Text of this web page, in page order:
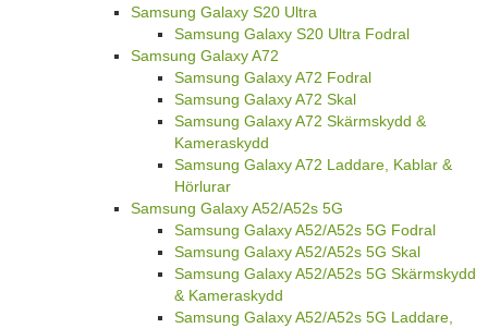
Samsung Galaxy S20 Ultra
Samsung Galaxy S20 Ultra Fodral
Samsung Galaxy A72
Samsung Galaxy A72 Fodral
Samsung Galaxy A72 Skal
Samsung Galaxy A72 Skärmskydd &
Kameraskydd
Samsung Galaxy A72 Laddare, Kablar &
Hörlurar
Samsung Galaxy A52/A52s 5G
Samsung Galaxy A52/A52s 5G Fodral
Samsung Galaxy A52/A52s 5G Skal
Samsung Galaxy A52/A52s 5G Skärmskydd
& Kameraskydd
Samsung Galaxy A52/A52s 5G Laddare,